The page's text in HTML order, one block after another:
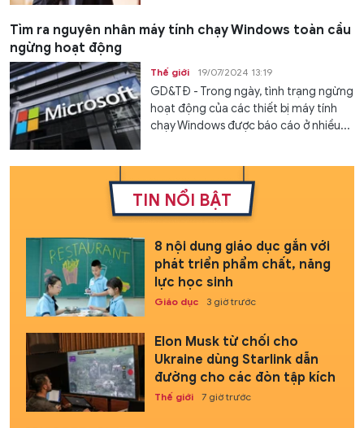
Tìm ra nguyên nhân máy tính chạy Windows toàn cầu
ngừng hoạt động
Thế giới 19/07/2024 13:19
GD&TĐ - Trong ngày, tình trạng ngừng
hoạt động của các thiết bị máy tính
chạy Windows được báo cáo ở nhiều...
TIN NỔI BẬT
8 nội dung giáo dục gắn với
phát triển phẩm chất, năng
lực học sinh
Giáo dục 3 giờ trước
Elon Musk từ chối cho
Ukraine dùng Starlink dẫn
đường cho các đòn tập kích
Thế giới 7 giờ trước